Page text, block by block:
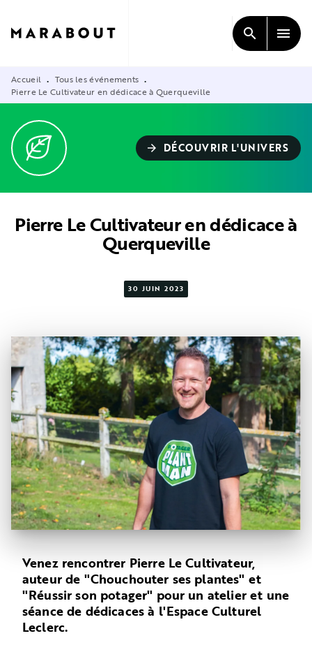
CONTENU
search menu
Accueil • Tous les événements •
Pierre Le Cultivateur en dédicace à Querqueville
arrow_forward DÉCOUVRIR L'UNIVERS
Pierre Le Cultivateur en dédicace à
Querqueville
30 JUIN 2023
Venez rencontrer Pierre Le Cultivateur,
auteur de "Chouchouter ses plantes" et
"Réussir son potager" pour un atelier et une
séance de dédicaces à l'Espace Culturel
Leclerc.